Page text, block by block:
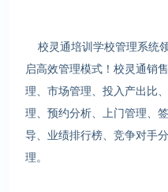
校灵通培训学校管理系统
启高效管理模式！校灵通销
理、市场管理、投入产出比
理、预约分析、上门管理、
导、业绩排行榜、竞争对手
理。